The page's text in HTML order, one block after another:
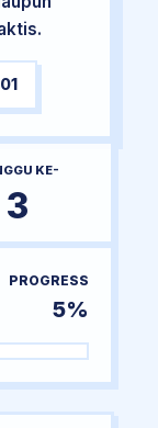
KE-
3
PROGRESS
5%